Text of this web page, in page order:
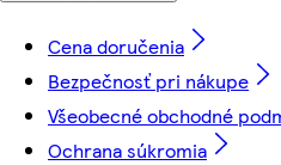
Cena doručenia
Bezpečnosť pri nákupe
Všeobecné obchodné
Ochrana súkromia